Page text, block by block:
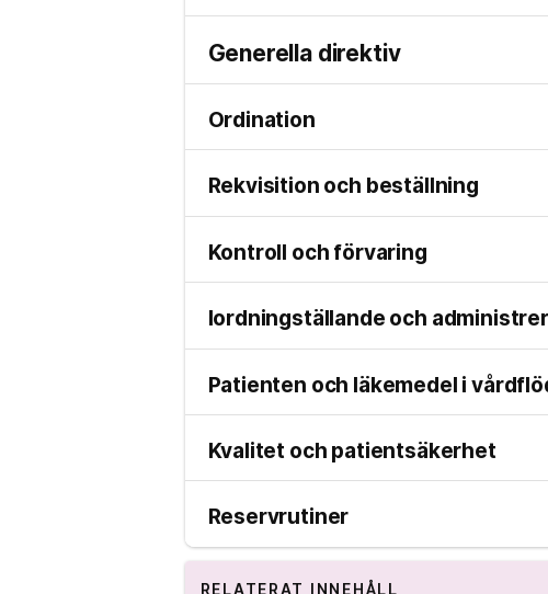
Generella direktiv
Ordination
Rekvisition och beställning
Kontroll och förvaring
Iordningställande och
Patienten och läkemedel i
Kvalitet och patientsäkerhet
Reservrutiner
RELATERAT INNEHÅLL